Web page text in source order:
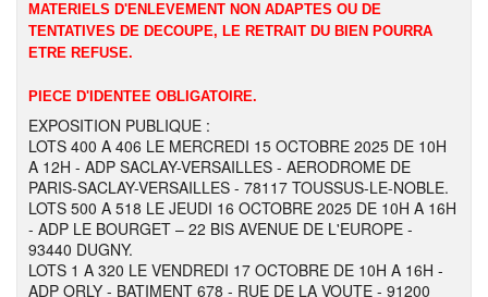
MATERIELS D'ENLEVEMENT NON ADAPTES OU DE
TENTATIVES DE DECOUPE, LE RETRAIT DU BIEN POURRA
ETRE REFUSE.
PIECE D'IDENTEE OBLIGATOIRE.
EXPOSITION PUBLIQUE :
LOTS 400 A 406 LE MERCREDI 15 OCTOBRE 2025 DE 10H
A 12H - ADP SACLAY-VERSAILLES - AERODROME DE
PARIS-SACLAY-VERSAILLES - 78117 TOUSSUS-LE-NOBLE.
LOTS 500 A 518 LE JEUDI 16 OCTOBRE 2025 DE 10H A 16H
- ADP LE BOURGET – 22 BIS AVENUE DE L'EUROPE -
93440 DUGNY.
LOTS 1 A 320 LE VENDREDI 17 OCTOBRE DE 10H A 16H -
ADP ORLY - BATIMENT 678 - RUE DE LA VOUTE - 91200